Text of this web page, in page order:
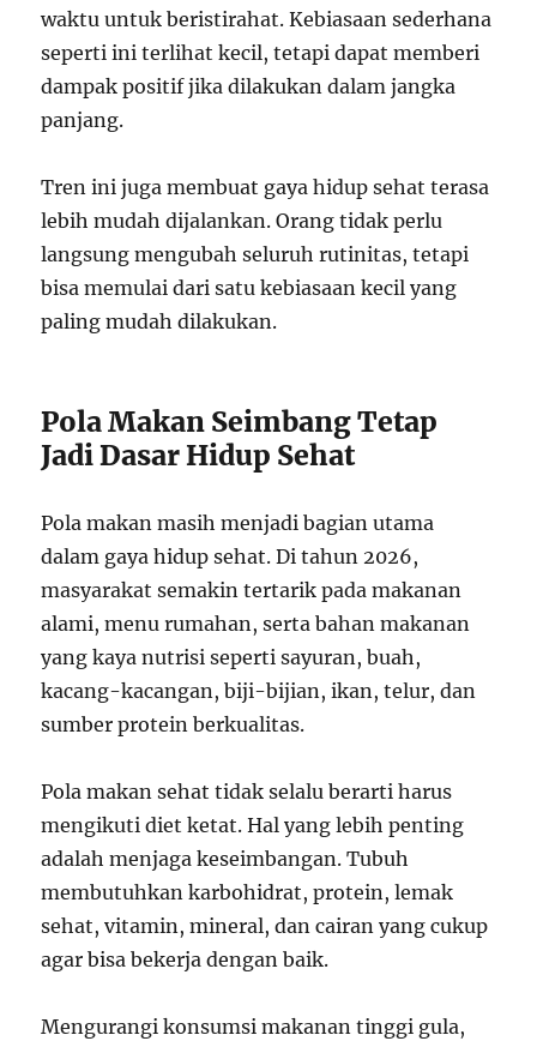
waktu untuk beristirahat. Kebiasaan sederhana
seperti ini terlihat kecil, tetapi dapat memberi
dampak positif jika dilakukan dalam jangka
panjang.
Tren ini juga membuat gaya hidup sehat terasa
lebih mudah dijalankan. Orang tidak perlu
langsung mengubah seluruh rutinitas, tetapi
bisa memulai dari satu kebiasaan kecil yang
paling mudah dilakukan.
Pola Makan Seimbang Tetap
Jadi Dasar Hidup Sehat
Pola makan masih menjadi bagian utama
dalam gaya hidup sehat. Di tahun 2026,
masyarakat semakin tertarik pada makanan
alami, menu rumahan, serta bahan makanan
yang kaya nutrisi seperti sayuran, buah,
kacang-kacangan, biji-bijian, ikan, telur, dan
sumber protein berkualitas.
Pola makan sehat tidak selalu berarti harus
mengikuti diet ketat. Hal yang lebih penting
adalah menjaga keseimbangan. Tubuh
membutuhkan karbohidrat, protein, lemak
sehat, vitamin, mineral, dan cairan yang cukup
agar bisa bekerja dengan baik.
Mengurangi konsumsi makanan tinggi gula,